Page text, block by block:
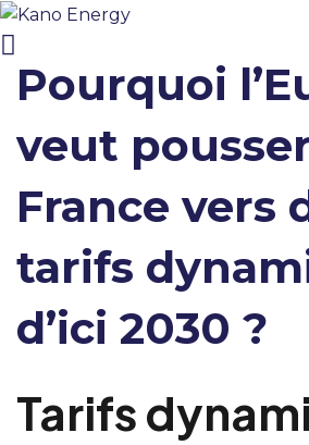
Pourquoi
veut
France vers
tarifs
d’ici 2030 ?
Tarifs